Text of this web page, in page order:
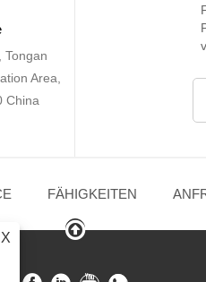
X
Tongan
Area,
China
FÄHIGKEITEN